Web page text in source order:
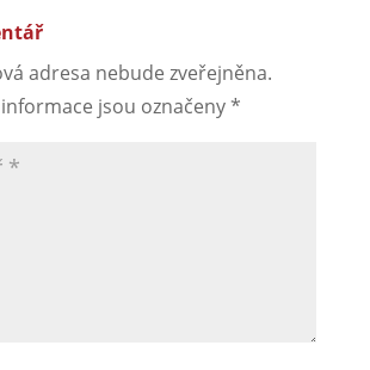
adresa nebude zveřejněna.
jsou označeny*